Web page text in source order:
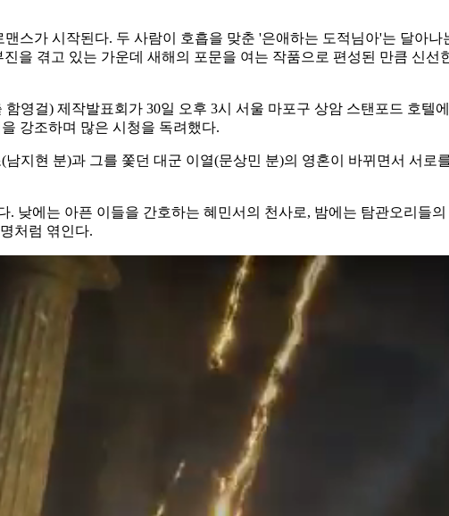
스가 시작된다. 두 사람이 호흡을 맞춘 '은애하는 도적님아'는 달아
을 겪고 있는 가운데 새해의 포문을 여는 작품으로 편성된 만큼 신
영걸) 제작발표회가 30일 오후 3시 서울 마포구 상암 스탠포드 호텔
강조하며 많은 시청을 독려했다.
지현 분)과 그를 쫓던 대군 이열(문상민 분)의 영혼이 바뀌면서 서로
낮에는 아픈 이들을 간호하는 혜민서의 천사로, 밤에는 탐관오리들
처럼 엮인다.